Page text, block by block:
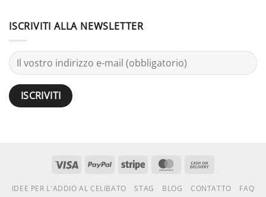
ISCRIVITI ALLA NEWSLETTER
Visto PayPal Striscia MasterCard
consegna
IDEE PER L'ADDIO AL CELIBATO STAG BLOG CONTATTO FAQ